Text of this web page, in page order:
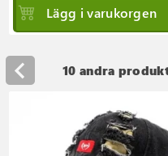
Lägg i varukorgen
10 andra